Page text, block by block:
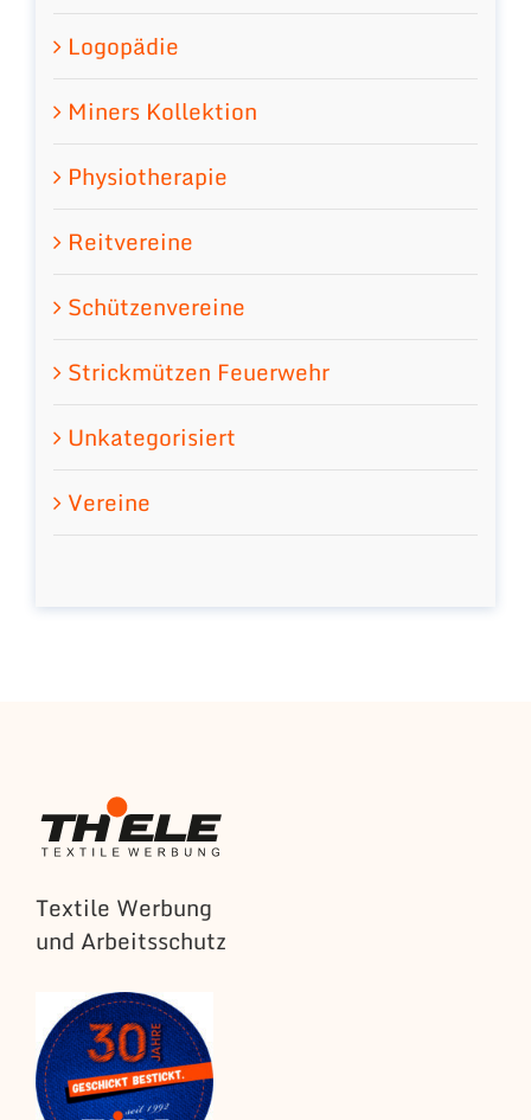
Logopädie
Miners Kollektion
Physiotherapie
Reitvereine
Schützenvereine
Strickmützen Feuerwehr
Unkategorisiert
Vereine
Textile Werbung
und Arbeitsschutz